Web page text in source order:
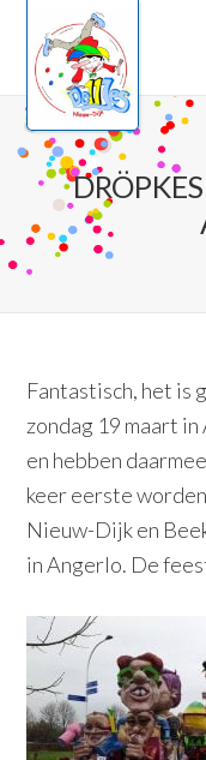
naar
hoofd
inhoud
naar
eerste
sidebar
Fantastisch, het is
zondag 19 maart
en hebben
keer eerste
Nieuw-Dijk en
in Angerlo. De